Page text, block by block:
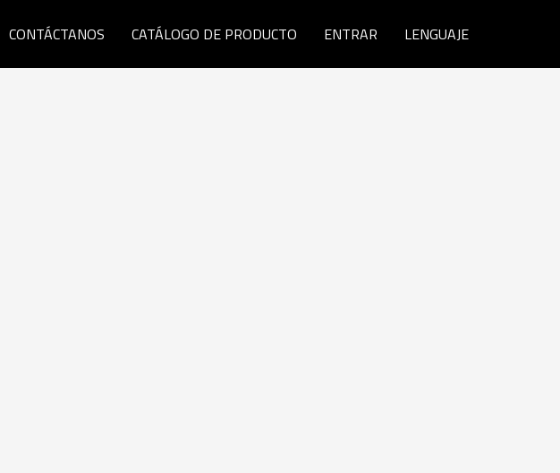
CONTÁCTANOS CATÁLOGO DE PRODUCTO ENTRAR LENGUAJE